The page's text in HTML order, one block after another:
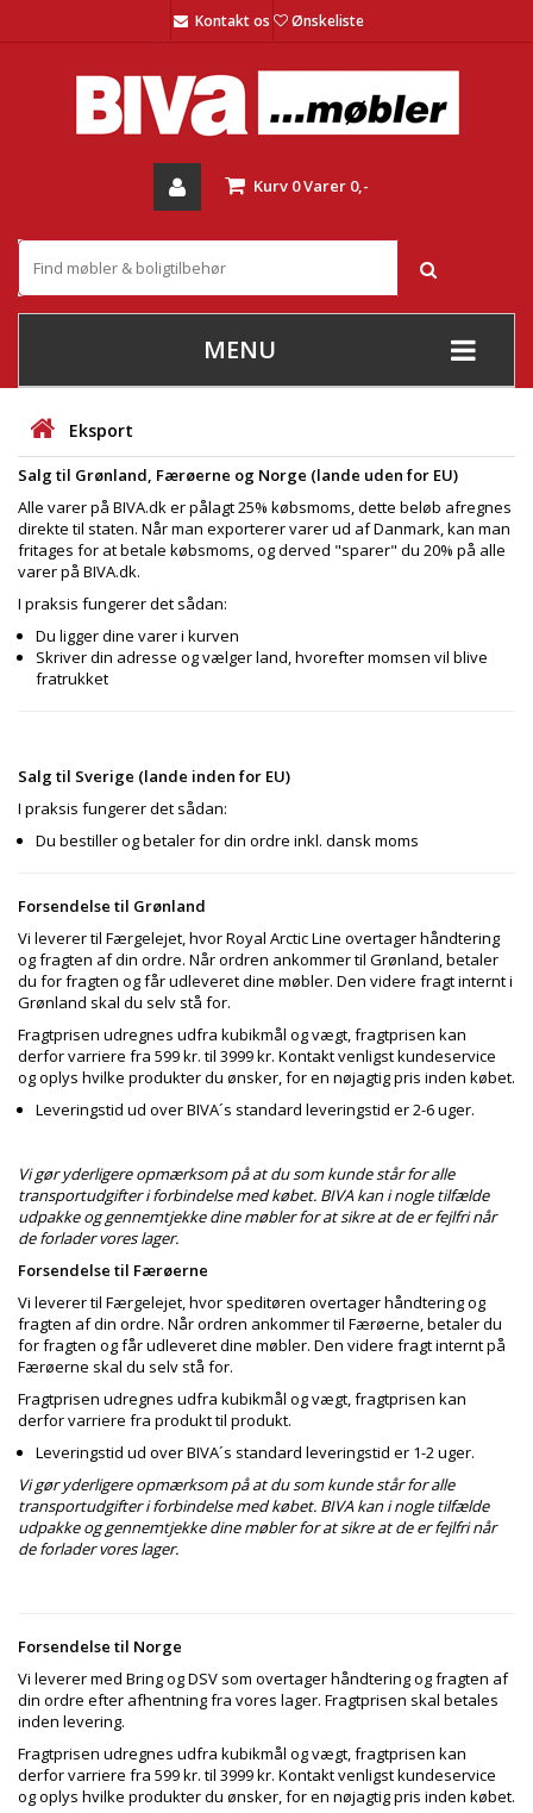
Kontakt os Ønskeliste
Kurv 0Varer 0,-
MENU
+
STUE
+
SPISESTUE
+
SOVEVÆRELSE
BØRNEMØBLER
KONTORMØBLER
OPBEVARING
LAMPER
Eksport
Salg til Grønland, Færøerne og Norge (lande uden for EU)
Alle varer på BIVA.dk er pålagt 25% købsmoms, dette beløb afregnes
direkte til staten. Når man exporterer varer ud af Danmark, kan man
fritages for at betale købsmoms, og derved "sparer" du 20% på alle
varer på BIVA.dk.
I praksis fungerer det sådan:
Du ligger dine varer i kurven
Skriver din adresse og vælger land, hvorefter momsen vil blive
fratrukket
Salg til Sverige (lande inden for EU)
I praksis fungerer det sådan:
Du bestiller og betaler for din ordre inkl. dansk moms
Forsendelse til Grønland
Vi leverer til Færgelejet, hvor Royal Arctic Line overtager håndtering
og fragten af din ordre. Når ordren ankommer til Grønland, betaler
du for fragten og får udleveret dine møbler. Den videre fragt internt i
Grønland skal du selv stå for.
Fragtprisen udregnes udfra kubikmål og vægt, fragtprisen kan
derfor varriere fra 599 kr. til 3999 kr. Kontakt venligst kundeservice
og oplys hvilke produkter du ønsker, for en nøjagtig pris inden købet.
Leveringstid ud over BIVA´s standard leveringstid er 2-6 uger.
Vi gør yderligere opmærksom på at du som kunde står for alle
transportudgifter i forbindelse med købet. BIVA kan i nogle tilfælde
udpakke og gennemtjekke dine møbler for at sikre at de er fejlfri når
de forlader vores lager.
Forsendelse til Færøerne
Vi leverer til Færgelejet, hvor speditøren overtager håndtering og
fragten af din ordre. Når ordren ankommer til Færøerne, betaler du
for fragten og får udleveret dine møbler. Den videre fragt internt på
Færøerne skal du selv stå for.
Fragtprisen udregnes udfra kubikmål og vægt, fragtprisen kan
derfor varriere fra produkt til produkt.
Leveringstid ud over BIVA´s standard leveringstid er 1-2 uger.
Vi gør yderligere opmærksom på at du som kunde står for alle
transportudgifter i forbindelse med købet. BIVA kan i nogle tilfælde
udpakke og gennemtjekke dine møbler for at sikre at de er fejlfri når
de forlader vores lager.
Forsendelse til Norge
Vi leverer med Bring og DSV som overtager håndtering og fragten af
din ordre efter afhentning fra vores lager. Fragtprisen skal betales
inden levering.
Fragtprisen udregnes udfra kubikmål og vægt, fragtprisen kan
derfor varriere fra 599 kr. til 3999 kr. Kontakt venligst kundeservice
og oplys hvilke produkter du ønsker, for en nøjagtig pris inden købet.